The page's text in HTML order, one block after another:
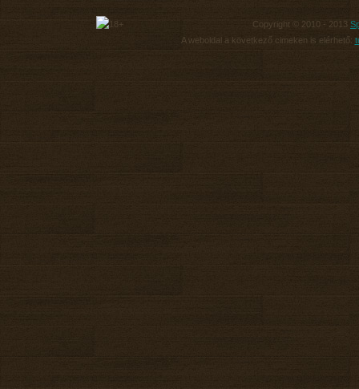
Copyright © 2010 - 2013
A weboldal a következő cimeken is elérhető: